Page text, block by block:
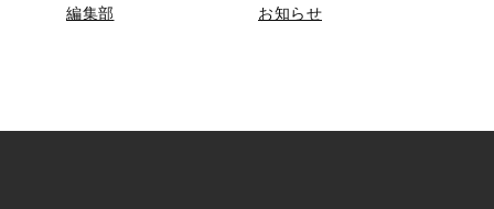
編集部 お知らせ